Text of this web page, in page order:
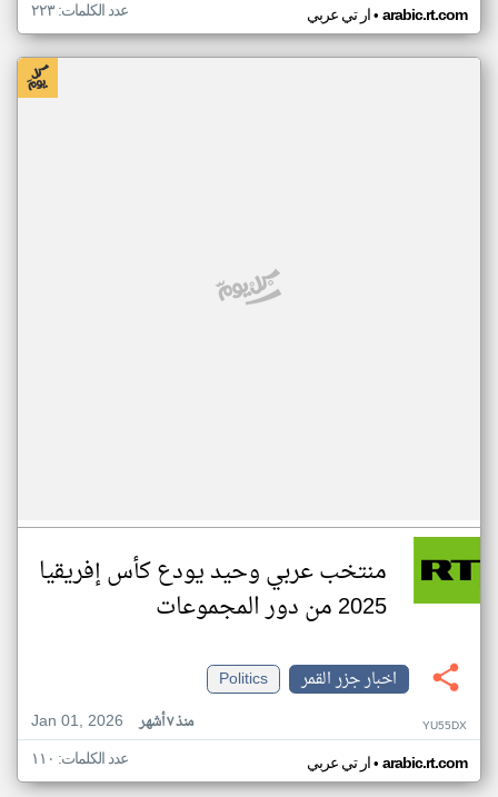
ار تي عربي• arabic.rt.com عدد الكلمات: ٢٢٣
منتخب عربي وحيد يودع كأس إفريقيا
2025 من دور المجموعات
اخبار جزر القمر
Politics
Jan 01, 2026
منذ ٧ أشهر YU55DX
ار تي عربي• arabic.rt.com عدد الكلمات: ١١٠